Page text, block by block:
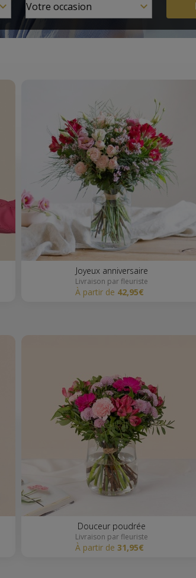
Joyeux anniversaire
Livraison par fleuriste
à partir de 42,95€
Douceur poudrée
Livraison par fleuriste
à partir de 31,95€